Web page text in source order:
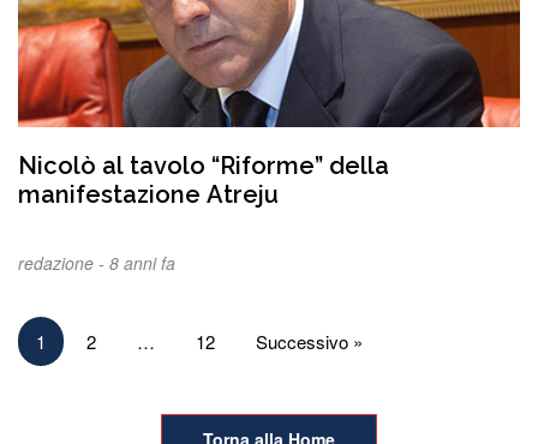
Nicolò al tavolo “Riforme” della
manifestazione Atreju
redazione - 8 anni fa
Paginazione
1 2 … 12 Successivo »